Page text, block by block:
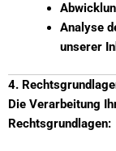
Analyse
unserer
4.
Die Verarbeitung
Rechtsgrundlagen: